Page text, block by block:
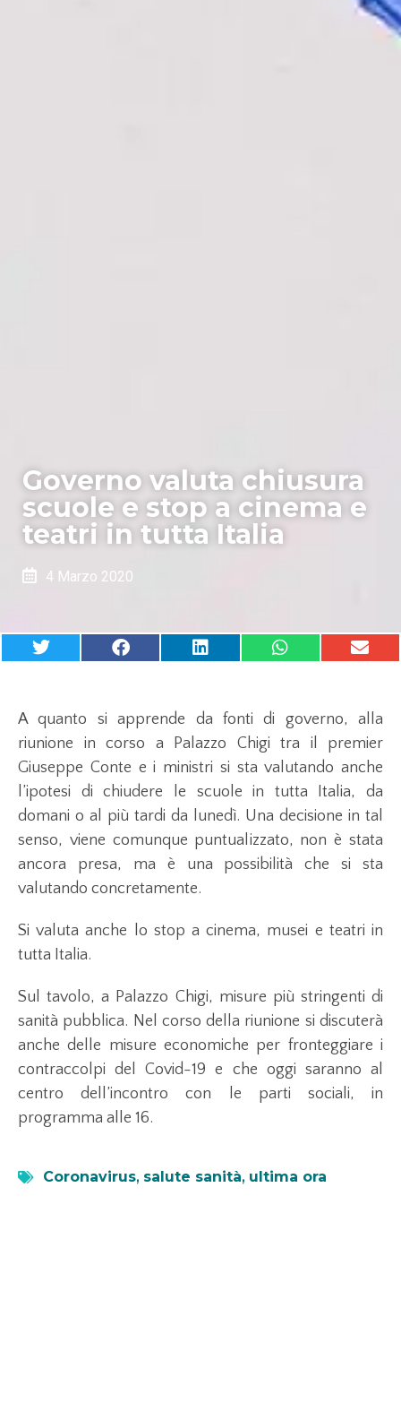
Governo valuta chiusura
scuole e stop a cinema e
teatri in tutta Italia
4 Marzo 2020
A quanto si apprende da fonti di governo, alla
riunione in corso a Palazzo Chigi tra il premier
Giuseppe Conte e i ministri si sta valutando anche
l’ipotesi di chiudere le scuole in tutta Italia, da
domani o al più tardi da lunedì. Una decisione in tal
senso, viene comunque puntualizzato, non è stata
ancora presa, ma è una possibilità che si sta
valutando concretamente.
Si valuta anche lo stop a cinema, musei e teatri in
tutta Italia.
Sul tavolo, a Palazzo Chigi, misure più stringenti di
sanità pubblica. Nel corso della riunione si discuterà
anche delle misure economiche per fronteggiare i
contraccolpi del Covid-19 e che oggi saranno al
centro dell’incontro con le parti sociali, in
programma alle 16.
Coronavirus, salute sanità, ultima ora